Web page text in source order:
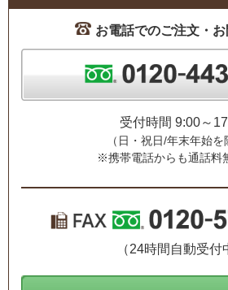
お電話でのご注文・
受付時間 9:00～
（日・祝日/年末年始を
※携帯電話からも通話料
（24時間自動受付